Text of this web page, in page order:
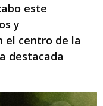
este
y
el centro de la
destacada